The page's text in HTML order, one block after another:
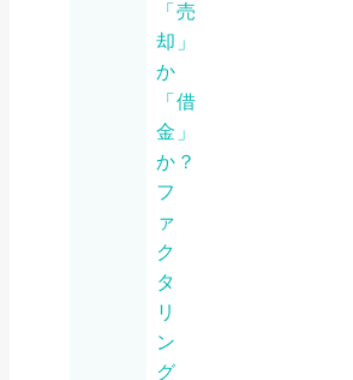
「売
却」
か
「借
金」
か？
フ
ァ
ク
タ
リ
ン
グ